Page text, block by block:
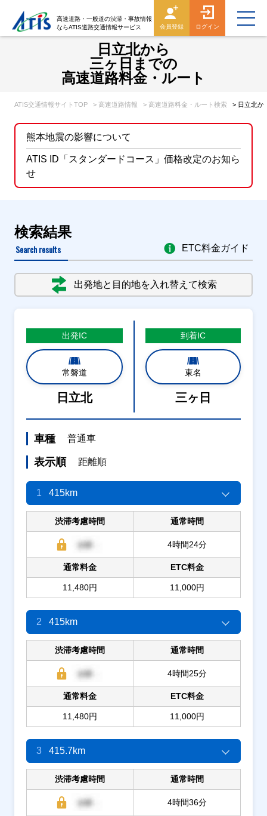
高速道路・一般道の渋滞・事故情報
ならATIS道路交通情報サービス
会員登録 ログイン
日立北から
三ヶ日までの
高速道路料金・ルート
ATIS交通情報サイトTOP > 高速道路情報 > 高速道路料金・ルート検索 > 日立北か
熊本地震の影響について
ATIS ID「スタンダードコース」価格改定のお知ら
せ
検索結果
Search results
出発地と目的地を入れ替えて検索
ETC料金ガイド
出発IC
常磐道
日立北
到着IC
東名
三ヶ日
車種 普通車
表示順 距離順
1 415km
渋滞考慮時間 通常時間
4時間24分
通常料金
11,480円
ETC料金
11,000円
2 415km
渋滞考慮時間 通常時間
4時間25分
通常料金
11,480円
ETC料金
11,000円
3 415.7km
渋滞考慮時間 通常時間
4時間36分